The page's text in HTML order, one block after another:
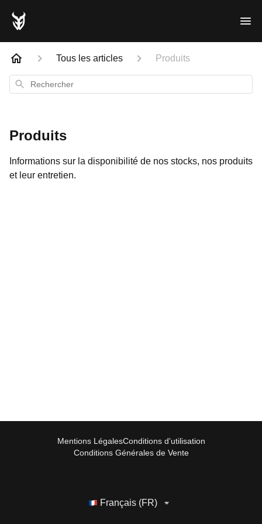
Tous les articles Produits
Rechercher
Produits
Informations sur la disponibilité de nos stocks, nos produits
et leur entretien.
Mentions LégalesConditions d'utilisation
Conditions Générales de Vente
Français (FR)